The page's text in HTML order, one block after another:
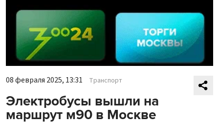
08 февраля 2025, 13:31 Транспорт
Электробусы вышли на
маршрут м90 в Москве